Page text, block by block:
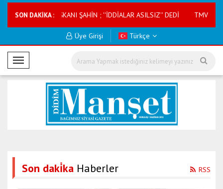
SON DAKİKA :
BAŞKANI ŞAHİN ; ''İDDİALAR ASILSIZ'' DEDİ TMVFL Milli
Üye Girişi Türkçe
M
o
Son daki̇ka Haberler RSS